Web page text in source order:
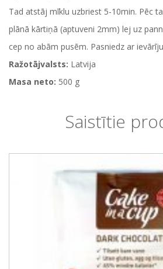
Tad atstāj mīklu uzbriest 5-10min. Pēc
plānā kārtiņā (aptuveni 2mm) lej uz
cep no abām pusēm. Pasniedz ar
Ražotājvalsts: Latvija
Masa neto: 500 g
Saistītie